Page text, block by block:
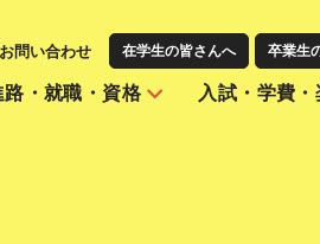
お問い合わせ 在学生の皆さんへ 卒業生
路・就職・資格 入試・学費